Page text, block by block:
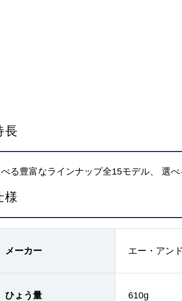
長
る豊富なラインナップ全15モデル、 選
様
メーカー エー・アン
ひょう量 610g